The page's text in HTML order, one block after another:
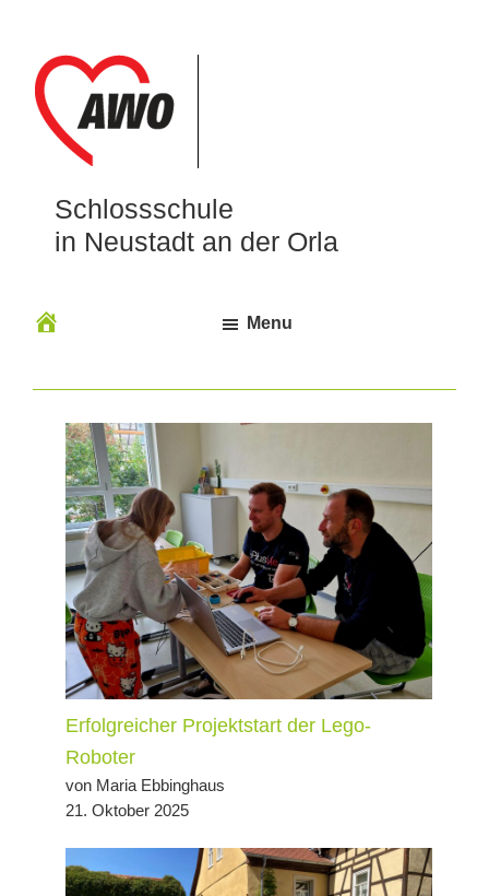
Schlossschule
in Neustadt an der Orla
Menu
Erfolgreicher Projektstart der Lego-
Roboter
von Maria Ebbinghaus
21. Oktober 2025